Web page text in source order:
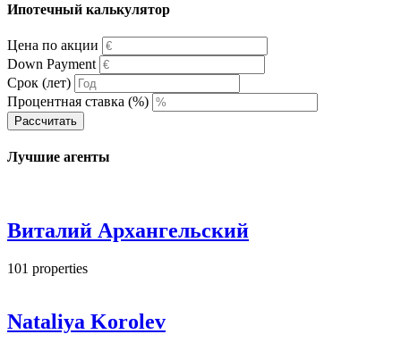
Ипотечный калькулятор
Цена по акции
Down Payment
Срок (лет)
Процентная ставка (%)
Рассчитать
Лучшие агенты
Виталий Архангельский
101 properties
Nataliya Korolev